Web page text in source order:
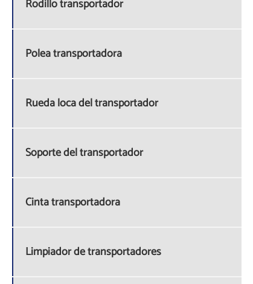
Rodillo transportador
Polea transportadora
Rueda loca del transportador
Soporte del transportador
Cinta transportadora
Limpiador de transportadores